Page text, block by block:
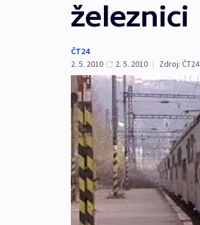
železnici
ČT24
2. 5. 2010
2. 5. 2010 | Zdroj: ČT24